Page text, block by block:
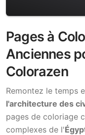
Pages à
Anciennes
Colorazen
Remontez le temps
l'architecture des
pages de coloriage
complexes de l'